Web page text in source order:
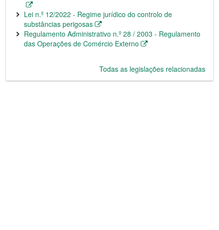
Lei n.º 12/2022 - Regime jurídico do controlo de
substâncias perigosas
Regulamento Administrativo n.º 28 / 2003 - Regulamento
das Operações de Comércio Externo
Todas as legislações relacionadas